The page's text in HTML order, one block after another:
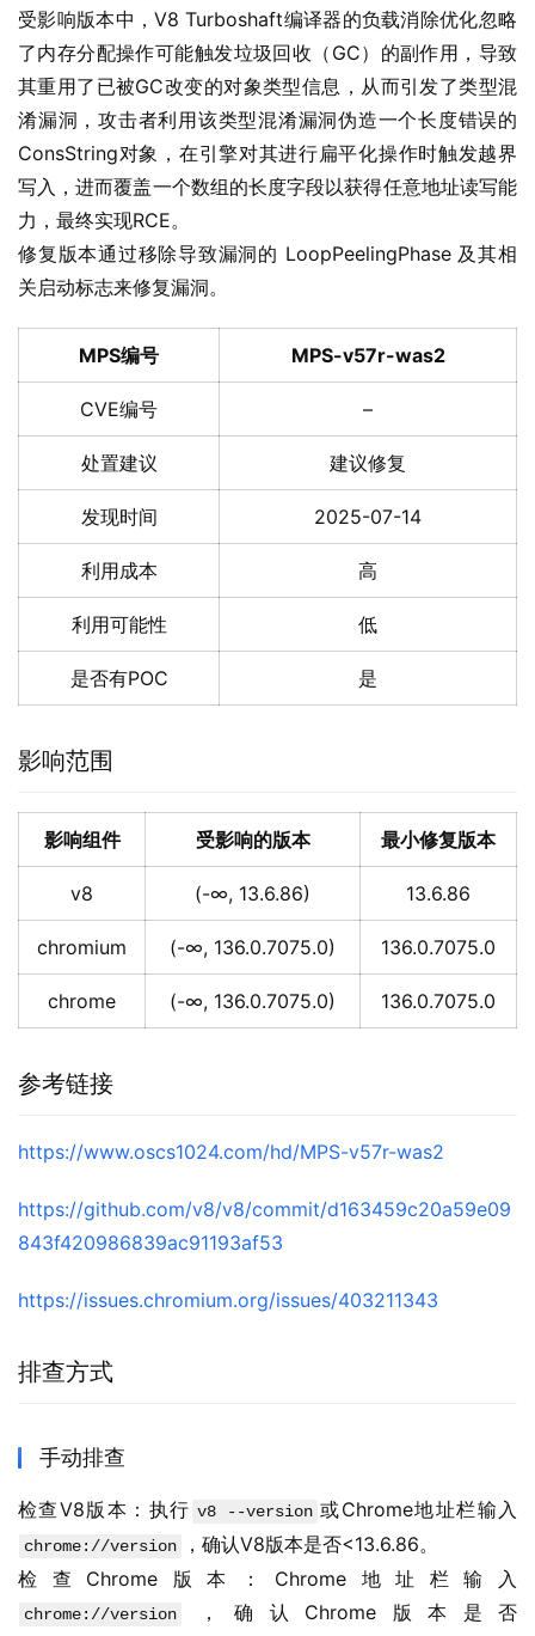
受影响版本中，V8 Turboshaft编译器的负载消除优化忽略
了内存分配操作可能触发垃圾回收（GC）的副作用，导致
其重用了已被GC改变的对象类型信息，从而引发了类型混
淆漏洞，攻击者利用该类型混淆漏洞伪造一个长度错误的
ConsString对象，在引擎对其进行扁平化操作时触发越界
写入，进而覆盖一个数组的长度字段以获得任意地址读写能
力，最终实现RCE。
修复版本通过移除导致漏洞的 LoopPeelingPhase 及其相
关启动标志来修复漏洞。
MPS编号 MPS-v57r-was2
CVE编号 –
处置建议 建议修复
发现时间 2025-07-14
利用成本 高
利用可能性 低
是否有POC 是
影响范围
影响组件 受影响的版本 最小修复版本
v8 (-∞, 13.6.86) 13.6.86
chromium (-∞, 136.0.7075.0) 136.0.7075.0
chrome (-∞, 136.0.7075.0) 136.0.7075.0
参考链接
https://www.oscs1024.com/hd/MPS-v57r-was2
https://github.com/v8/v8/commit/d163459c20a59e09
843f420986839ac91193af53
https://issues.chromium.org/issues/403211343
排查方式
手动排查
检查V8版本：执行 v8 --version 或Chrome地址栏输入
chrome://version
，确认V8版本是否<13.6.86。
检查Chrome版本：Chrome地址栏输入
chrome://version
，确认Chrome版本是否